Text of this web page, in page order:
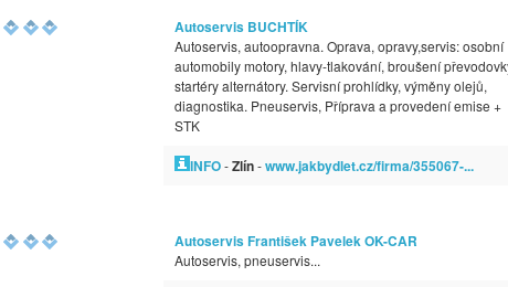
Autoservis BUCHTÍK
Autoservis, autoopravna. Oprava, opravy,servis: osobní
automobily motory, hlavy-tlakování, broušení
startéry alternátory. Servisní prohlídky, výměny olejů,
diagnostika. Pneuservis, Příprava a provedení emise +
STK
INFO-Zlín-www.jakbydlet.cz/firma/355067-...
Autoservis František Pavelek OK-CAR
Autoservis, pneuservis...